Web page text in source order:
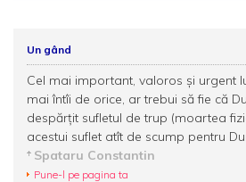
Un gând
Cel mai important, valoros şi urgent
mai întîi de orice, ar trebui să fie că
despărţit sufletul de trup (moartea
acestui suflet atît de scump pentru
Spataru Constantin
Pune-l pe pagina ta